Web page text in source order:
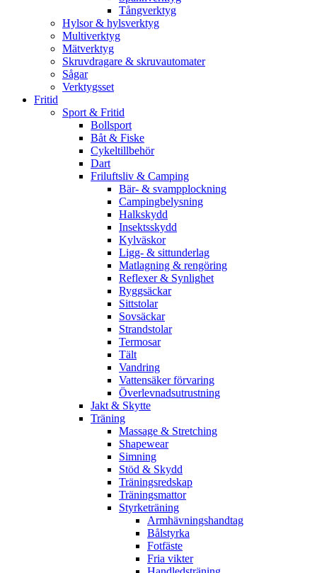
Tångverktyg
Hylsor & hylsverktyg
Multiverktyg
Mätverktyg
Skruvdragare & skruvautomater
Sågar
Verktygsset
Fritid
Sport & Fritid
Bollsport
Båt & Fiske
Cykeltillbehör
Dart
Friluftsliv & Camping
Bär- & svampplockning
Campingbelysning
Halkskydd
Insektsskydd
Kylväskor
Ligg- & sittunderlag
Matlagning & rengöring
Reflexer & Synlighet
Ryggsäckar
Sittstolar
Sovsäckar
Strandstolar
Termosar
Tält
Vandring
Vattensäker förvaring
Överlevnadsutrustning
Jakt & Skytte
Träning
Massage & Stretching
Shapewear
Simning
Stöd & Skydd
Träningsredskap
Träningsmattor
Styrketräning
Armhävningshandtag
Bålstyrka
Fotfäste
Fria vikter